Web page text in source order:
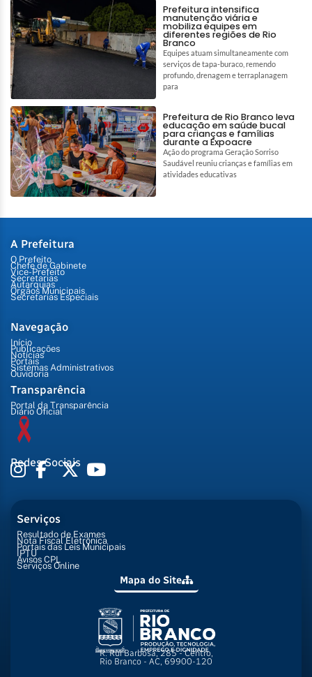
Prefeitura intensifica
manutenção viária e
mobiliza equipes em
diferentes regiões de Rio
Branco
Equipes atuam simultaneamente com
serviços de tapa-buraco, remendo
profundo, drenagem e terraplanagem
para
Prefeitura de Rio Branco leva
educação em saúde bucal
para crianças e famílias
durante a Expoacre
Ação do programa Geração Sorriso
Saudável reuniu crianças e famílias em
atividades educativas
A Prefeitura
O Prefeito
Chefe de Gabinete
Vice-Prefeito
Secretarias
Autarquias
Órgãos Municipais
Secretarias Especiais
Navegação
Início
Publicações
Notícias
Portais
Sistemas Administrativos
Ouvidoria
Transparência
Portal da Transparência
Diário Oficial
Redes Sociais
Serviços
Resultado de Exames
Nota Fiscal Eletrônica
Portais das Leis Municipais
IPTU
Avisos CPL
Serviços Online
Mapa do Site
R. Rui Barbosa, 285 - Centro,
Rio Branco - AC, 69900-120